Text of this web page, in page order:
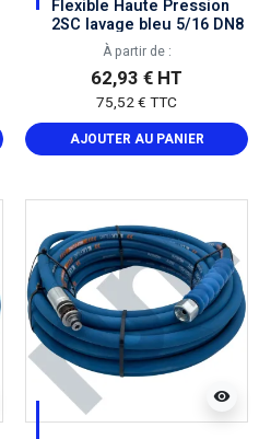
Flexible Haute Pression
2SC lavage bleu 5/16 DN8
femelle BSP 3/8 / femelle
22X150À partir de :
62,93 € HT
75,52 € TTC
AJOUTER AU PANIER
visibility